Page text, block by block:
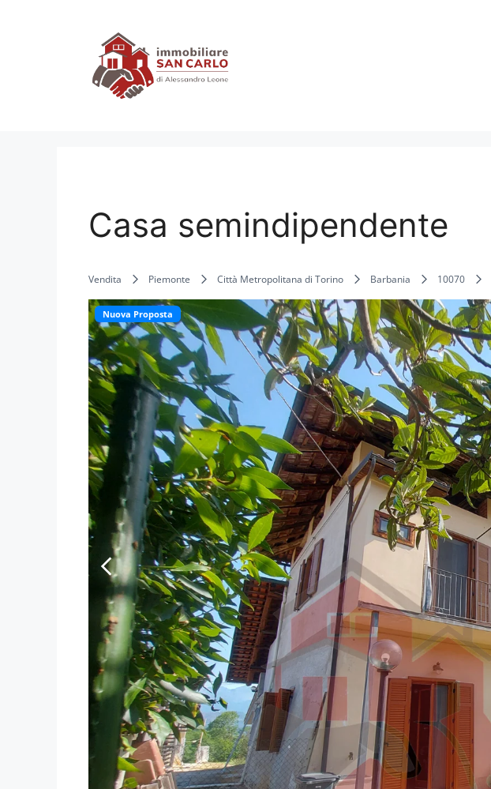
Casa semindipendente
Vendita Piemonte Città Metropolitana di Torino Barbania 10070
Nuova Proposta